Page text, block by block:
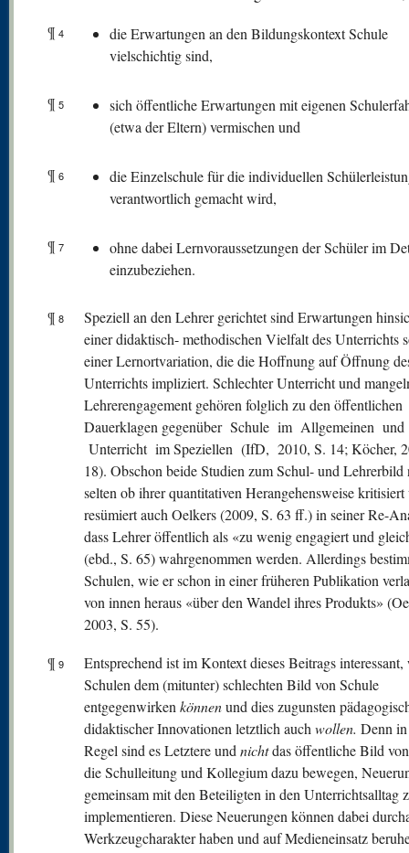
¶ 4
die Erwartungen an den Bildungskontext Schule
vielschichtig sind,
¶ 5
sich öffentliche Erwartungen mit eigenen
(etwa der Eltern) vermischen und
¶ 6
die Einzelschule für die individuellen
verantwortlich gemacht wird,
¶ 7
ohne dabei Lernvoraussetzungen der Schüler im
einzubeziehen.
¶ 8
Speziell an den Lehrer gerichtet sind Erwartungen
einer didaktisch- methodischen Vielfalt des Unterrichts
einer Lernortvariation, die die Hoffnung auf Öffnung
Unterrichts impliziert. Schlechter Unterricht und
Lehrerengagement gehören folglich zu den öffentlichen
Dauerklagen gegenüber Schule im Allgemeinen und
Unterricht im Speziellen (IfD, 2010, S. 14; Köcher,
18). Obschon beide Studien zum Schul- und Lehrerbild
selten ob ihrer quantitativen Herangehensweise
resümiert auch Oelkers (2009, S. 63 ff.) in seiner Re-
dass Lehrer öffentlich als «zu wenig engagiert und
(ebd., S. 65) wahrgenommen werden. Allerdings
Schulen, wie er schon in einer früheren Publikation
von innen heraus «über den Wandel ihres Produkts»
2003, S. 55).
¶ 9
Entsprechend ist im Kontext dieses Beitrags interessant,
Schulen dem (mitunter) schlechten Bild von Schule
entgegenwirken könnenund dies zugunsten
didaktischer Innovationen letztlich auch wollen. Denn
Regel sind es Letztere und nichtdas öffentliche Bild
die Schulleitung und Kollegium dazu bewegen,
gemeinsam mit den Beteiligten in den Unterrichtsalltag
implementieren. Diese Neuerungen können dabei
Werkzeugcharakter haben und auf Medieneinsatz